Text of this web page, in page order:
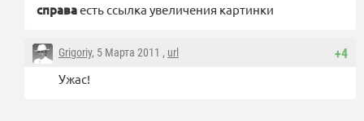
справаесть ссылка увеличения картинки
+4
Grigoriy, 5 Марта 2011 , url
Ужас!